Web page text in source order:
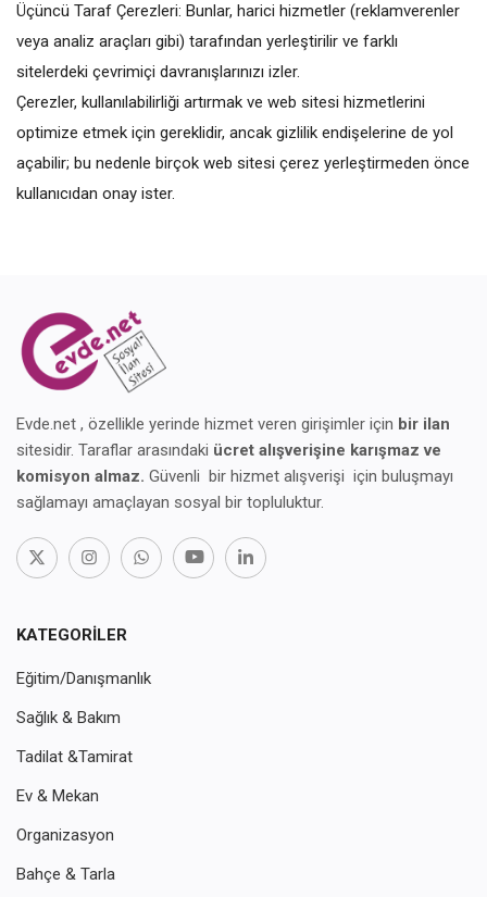
Üçüncü Taraf Çerezleri: Bunlar, harici hizmetler (reklamverenler
veya analiz araçları gibi) tarafından yerleştirilir ve farklı
sitelerdeki çevrimiçi davranışlarınızı izler.
Çerezler, kullanılabilirliği artırmak ve web sitesi hizmetlerini
optimize etmek için gereklidir, ancak gizlilik endişelerine de yol
açabilir; bu nedenle birçok web sitesi çerez yerleştirmeden önce
kullanıcıdan onay ister.
Evde.net , özellikle yerinde hizmet veren girişimler için bir ilan
sitesidir. Taraflar arasındaki ücret alışverişine karışmaz ve
komisyon almaz. Güvenli bir hizmet alışverişi için buluşmayı
sağlamayı amaçlayan sosyal bir topluluktur.
KATEGORILER
Eğitim/Danışmanlık
Sağlık & Bakım
Tadilat &Tamirat
Ev & Mekan
Organizasyon
Bahçe & Tarla